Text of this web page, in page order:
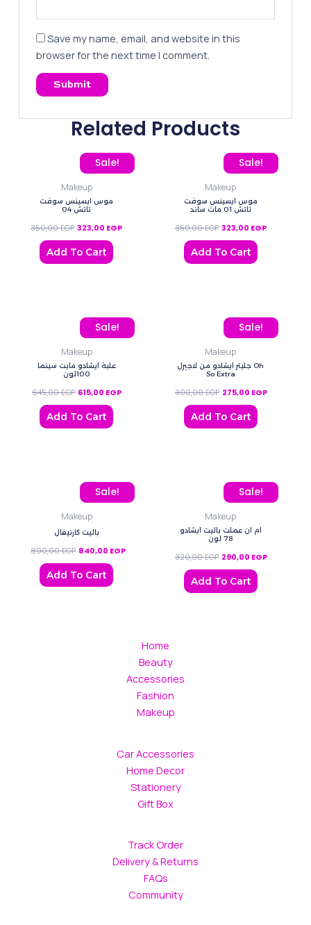
Save my name, email, and website in this
browser for the next time I comment.
Related Products
Sale!
Makeup
موس ايسينس سوفت
تاتش 04
350,00EGP
Original price was: 350,00 EGP.
323,00 EGP
Current price is: 323,00 EGP.
Add To Cart
Sale!
Makeup
موس ايسينس سوفت
تاتش 01 مات ساند
350,00EGP
Original price was:
323,00 EGP
Current
Add To Cart
Sale!
Makeup
علبة ايشادو مايت سينما
100لون
645,00EGP
Original price was: 645,00 EGP.
615,00 EGP
Current price is: 615,00 EGP.
Add To Cart
Sale!
Makeup
جليتر ايشادو من لاجيرل Oh
So Extra
300,00EGP
Original price was:
275,00 EGP
Current
Add To Cart
Sale!
Makeup
باليت كارنيفال
890,00EGP
Original price was: 890,00 EGP.
840,00 EGP
Current price is: 840,00 EGP.
Add To Cart
Sale!
Makeup
ام ان عملت باليت ايشادو
78 لون
320,00EGP
Original price was:
290,00 EGP
Current
Add To Cart
Home
Beauty
Accessories
Fashion
Makeup
Car Accessories
Home Decor
Stationery
Gift Box
Track Order
Delivery & Returns
FAQs
Community